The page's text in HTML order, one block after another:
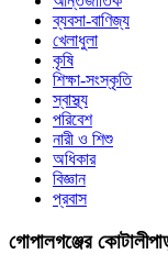
ব্যবসা-বাণিজ্য
খেলাধুলা
কৃষি
শিক্ষা-সংস্কৃতি
স্বাস্থ্য
পরিবেশ
নারী ও শিশু
অধিকার
বিজ্ঞান
প্রবাস
গোপালগঞ্জের